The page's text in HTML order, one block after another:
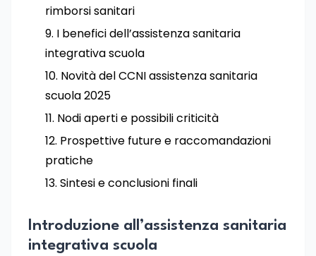
rimborsi sanitari
I benefici dell’assistenza sanitaria
integrativa scuola
Novità del CCNI assistenza sanitaria
scuola 2025
Nodi aperti e possibili criticità
Prospettive future e raccomandazioni
pratiche
Sintesi e conclusioni finali
Introduzione all’assistenza sanitaria
integrativa scuola